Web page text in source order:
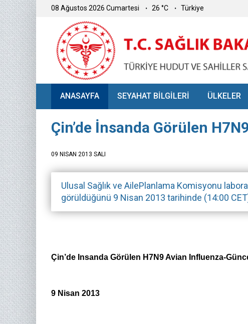
08 Ağustos 2026 Cumartesi 26 °C Türkiye
ANASAYFA SEYAHAT BİLGİLERİ ÜLKELER
Çin’de İnsanda Görülen
09 NISAN 2013 SALI
Ulusal Sağlık ve AilePlanlama Komisyonu
görüldüğünü 9 Nisan 2013 tarihinde (14:00
Çin’de Insanda Görülen H7N9 Avian Influenza-
9 Nisan 2013